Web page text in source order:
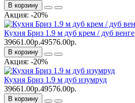
В корзину
Акция: -20%
Кухня Бриз 1.9 м дуб крем / дуб венге
39661.00р.49576.00р.
В корзину
Акция: -20%
Кухня Бриз 1.9 м дуб изумруд
39661.00р.49576.00р.
В корзину